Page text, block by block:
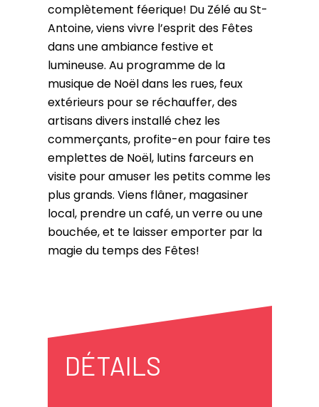
complètement féerique! Du Zélé au St-
Antoine, viens vivre l’esprit des Fêtes
dans une ambiance festive et
lumineuse. Au programme de la
musique de Noël dans les rues, feux
extérieurs pour se réchauffer, des
artisans divers installé chez les
commerçants, profite-en pour faire tes
emplettes de Noël, lutins farceurs en
visite pour amuser les petits comme les
plus grands. Viens flâner, magasiner
local, prendre un café, un verre ou une
bouchée, et te laisser emporter par la
magie du temps des Fêtes!
DÉTAILS